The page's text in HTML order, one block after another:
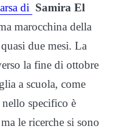
di Samira El
marocchina della
due mesi. La
la fine di ottobre
a scuola, come
specifico è
le ricerche si sono